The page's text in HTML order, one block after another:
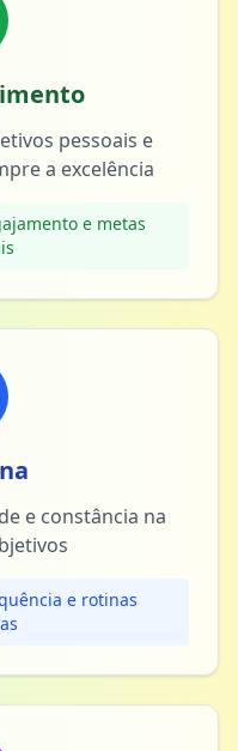
pessoais e
a excelência
e metas
e constância na
e rotinas